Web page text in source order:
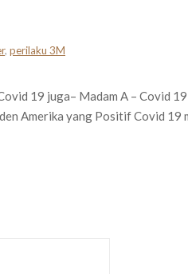
, perilaku 3M
19 juga– Madam A – Covid
Amerika yang Positif Covid 19